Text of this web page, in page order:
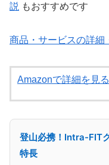
説 もおすすめです
商品・サービスの詳細
Amazonで詳細を見る
登山必携！Intra-FIT
特長